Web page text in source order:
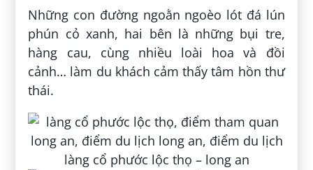
Những con đường ngoằn ngoèo lót đá lún
phún cỏ xanh, hai bên là những bụi tre,
hàng cau, cùng nhiều loài hoa và đồi
cảnh… làm du khách cảm thấy tâm hồn thư
thái.